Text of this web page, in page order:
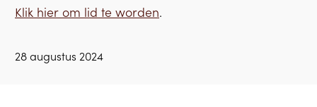
Klik hier om lid te worden.
28 augustus 2024